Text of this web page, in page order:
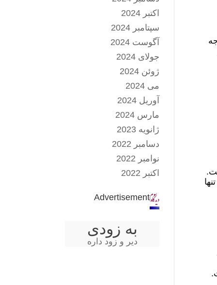
اکتبر 2024
سپتامبر 2024
آگوست 2024
جولای 2024
ژوئن 2024
می 2024
آوریل 2024
مارس 2024
ژانویه 2023
دسامبر 2022
نوامبر 2022
اکتبر 2022
Advertisement
به زودی
دیر و زود داره